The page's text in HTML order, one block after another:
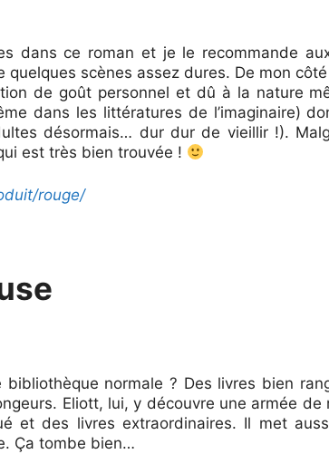
dans ce roman et je le recommande
scènes assez dures. De mon côté
de goût personnel et dû à la nature
dans les littératures de l’imaginaire)
désormais… dur dur de vieillir !).
est très bien trouvée !
rouge/
normale ? Des livres bien
Eliott, lui, y découvre une armée de
et des livres extraordinaires. Il met
Ça tombe bien…